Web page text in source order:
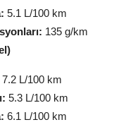
5.1 L/100 km
135 g/km
7.2 L/100 km
5.3 L/100 km
6.1 L/100 km